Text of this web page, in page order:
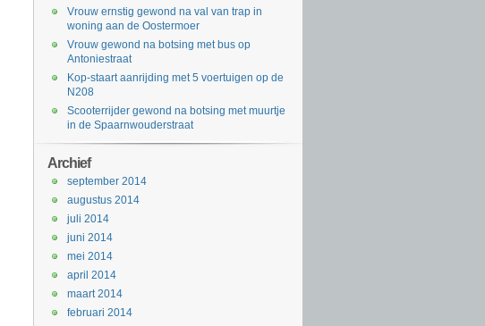
Vrouw ernstig gewond na val van trap in
woning aan de Oostermoer
Vrouw gewond na botsing met bus op
Antoniestraat
Kop-staart aanrijding met 5 voertuigen op de
N208
Scooterrijder gewond na botsing met muurtje
in de Spaarnwouderstraat
Archief
september 2014
augustus 2014
juli 2014
juni 2014
mei 2014
april 2014
maart 2014
februari 2014